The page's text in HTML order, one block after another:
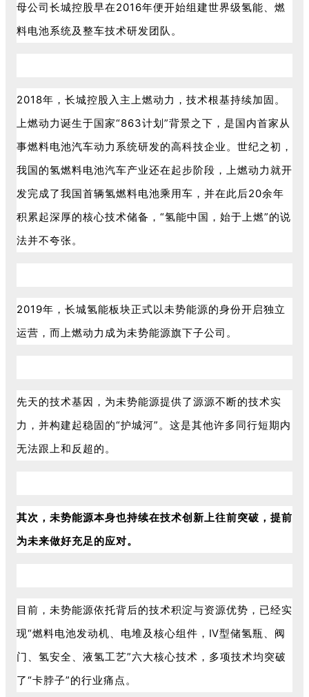
母公司长城控股早在2016年便开始组建世界级氢能、燃
料电池系统及整车技术研发团队。
2018年，长城控股入主上燃动力，技术根基持续加固。
上燃动力诞生于国家“863计划”背景之下，是国内首家从
事燃料电池汽车动力系统研发的高科技企业。世纪之初，
我国的氢燃料电池汽车产业还在起步阶段，上燃动力就开
发完成了我国首辆氢燃料电池乘用车，并在此后20余年
积累起深厚的核心技术储备，“氢能中国，始于上燃”的说
法并不夸张。
2019年，长城氢能板块正式以未势能源的身份开启独立
运营，而上燃动力成为未势能源旗下子公司。
先天的技术基因，为未势能源提供了源源不断的技术实
力，并构建起稳固的“护城河”。这是其他许多同行短期内
无法跟上和反超的。
其次，未势能源本身也持续在技术创新上往前突破，提前
为未来做好充足的应对。
目前，未势能源依托背后的技术积淀与资源优势，已经实
现“燃料电池发动机、电堆及核心组件，Ⅳ型储氢瓶、阀
门、氢安全、液氢工艺”六大核心技术，多项技术均突破
了“卡脖子”的行业痛点。